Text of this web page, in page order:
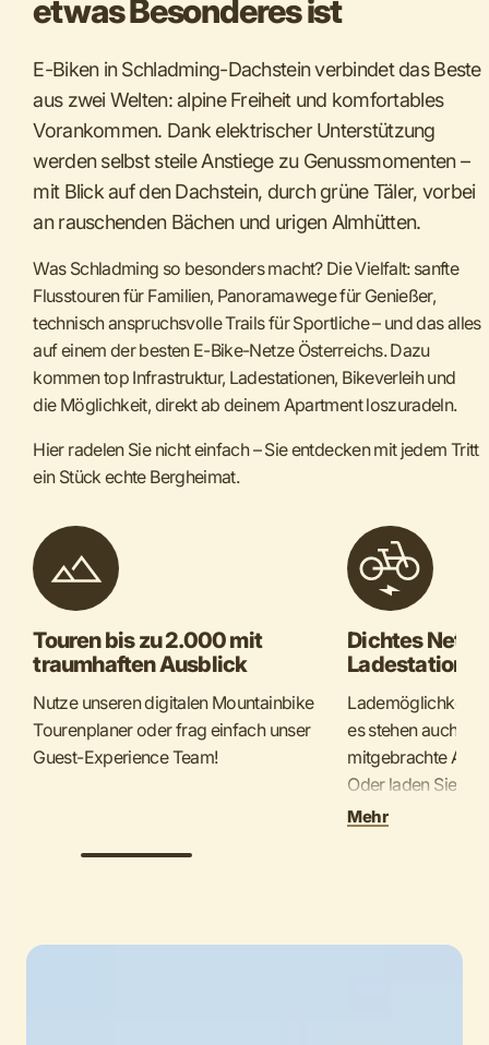
etwas Besonderes ist
E-Biken in Schladming-Dachstein verbindet das Beste
aus zwei Welten: alpine Freiheit und komfortables
Vorankommen. Dank elektrischer Unterstützung
werden selbst steile Anstiege zu Genussmomenten –
mit Blick auf den Dachstein, durch grüne Täler, vorbei
an rauschenden Bächen und urigen Almhütten.
Was Schladming so besonders macht? Die Vielfalt: sanfte
Flusstouren für Familien, Panoramawege für Genießer,
technisch anspruchsvolle Trails für Sportliche – und das alles
auf einem der besten E-Bike-Netze Österreichs. Dazu
kommen top Infrastruktur, Ladestationen, Bikeverleih und
die Möglichkeit, direkt ab deinem Apartment loszuradeln.
Hier radelen Sie nicht einfach – Sie entdecken mit jedem Tritt
ein Stück echte Bergheimat.
Touren bis zu 2.000 mit
traumhaften Ausblick
Nutze unseren digitalen Mountainbike
Tourenplaner oder frag einfach unser
Guest-Experience Team!
Dichtes Netz
Ladestationen
es stehen auch
mitgebrachte
Oder laden Sie
Unterkunft!
Mehr